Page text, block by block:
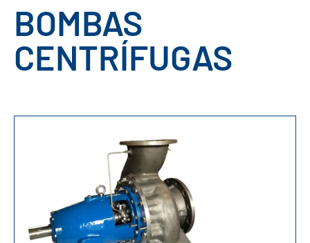
BOMBAS
CENTRÍFUGAS